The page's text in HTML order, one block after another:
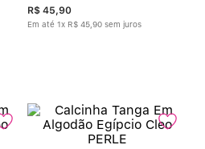
R$ 45,90
Em até 1x R$ 45 90 sem juros